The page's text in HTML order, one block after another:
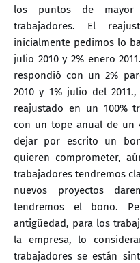
los puntos de mayor
trabajadores. El
inicialmente pedimos lo
julio 2010 y 2% enero
respondió con un 2%
2010 y 1% julio del
reajustado en un 100%
con un tope anual de un
dejar por escrito un
quieren comprometer,
trabajadores tendremos
nuevos proyectos
tendremos el bono.
antigüedad, para los
la empresa, lo
trabajadores se están